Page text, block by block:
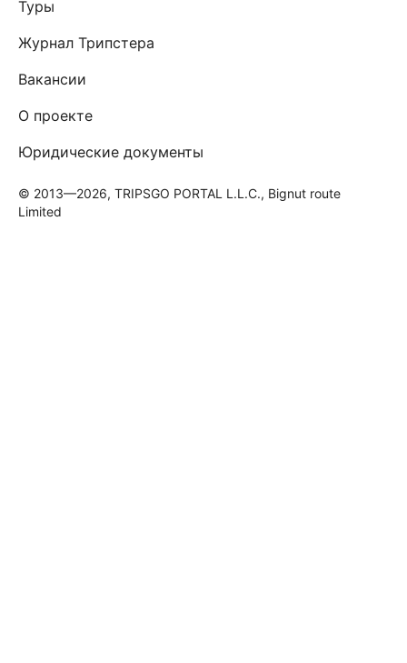
Туры
Журнал Трипстера
Вакансии
О проекте
Юридические документы
© 2013—2026, TRIPSGO PORTAL L.L.C., Bignut route
Limited